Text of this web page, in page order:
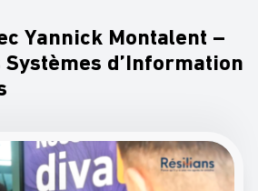
Yannick Montalent –
d’Information